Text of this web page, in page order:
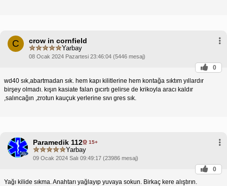
C crow in cornfield
Yarbay
08 Ocak 2024 Pazartesi 23:46:04 (5446 mesaj)
0
wd40 sık,abartmadan sık. hem kapı kilitlerine hem kontağa sıktım yıllardır
birşey olmadı. kışın kasiate falan gıcırtı gelirse de krikoyla aracı kaldır
,salıncağın ,zrotun kauçuk yerlerine sıvı gres sık.
Paramedik 112 15+
Yarbay
09 Ocak 2024 Salı 09:49:17 (23986 mesaj)
0
Yağı kilide sıkma. Anahtarı yağlayıp yuvaya sokun. Birkaç kere alıştırın.